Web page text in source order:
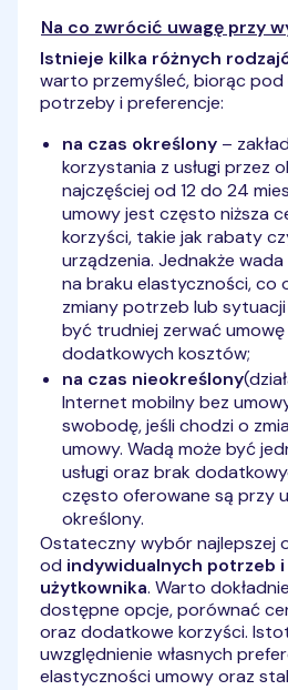
Na co zwrócić uwagę przy
Istnieje kilka różnych
warto przemyśleć, biorąc pod
potrzeby i preferencje:
na czas określony –
korzystania z usługi przez
najczęściej od 12 do 24
umowy jest często niższa
korzyści, takie jak rabaty
urządzenia. Jednakże
na braku elastyczności, co
zmiany potrzeb lub
być trudniej zerwać
dodatkowych kosztów;
na czas nieokreślony
Internet mobilny bez
swobodę, jeśli chodzi o
umowy. Wadą może być
usługi oraz brak
często oferowane są przy
określony.
Ostateczny wybór najlepszej
od indywidualnych potrzeb
użytkownika. Warto
dostępne opcje, porównać
oraz dodatkowe korzyści.
uwzględnienie własnych
elastyczności umowy oraz